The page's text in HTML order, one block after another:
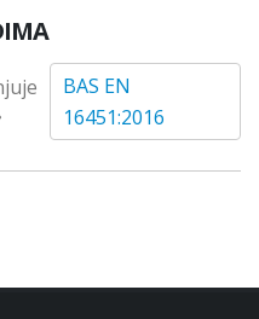
BAS EN
16451:2016